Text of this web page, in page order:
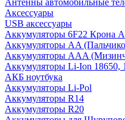
Антенны автомобильные
Аксессуары
USB аксессуары
Аккумуляторы 6F22 Крона
Аккумуляторы AA
Аккумуляторы AAA
Аккумуляторы Li-Ion 18650,
АКБ ноутбука
Аккумуляторы Li-Pol
Аккумуляторы R14
Аккумуляторы R20